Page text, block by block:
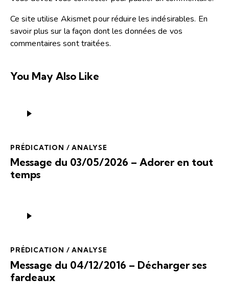
Ce site utilise Akismet pour réduire les indésirables. En
savoir plus sur la façon dont les données de vos
commentaires sont traitées.
You May Also Like
audio
PRÉDICATION / ANALYSE
Message du 03/05/2026 – Adorer en tout
temps
audio
PRÉDICATION / ANALYSE
Message du 04/12/2016 – Décharger ses
fardeaux